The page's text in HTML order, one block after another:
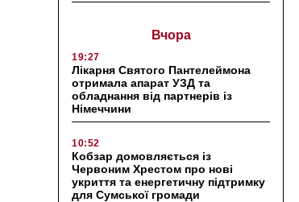
Вчора
19:27
Лікарня Святого Пантелеймона
отримала апарат УЗД та
обладнання від партнерів із
Німеччини
10:52
Кобзар домовляється із
Червоним Хрестом про нові
укриття та енергетичну підтримку
для Сумської громади